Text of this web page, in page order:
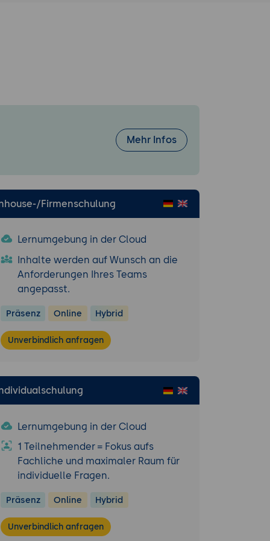
bestehenden
Umgebung.
von
Mehr Infos
Firmenschulung
Lernumgebung in der Cloud
Inhalte werden auf Wunsch an die
Anforderungen Ihres Teams
angepasst.
Präsenz Online Hybrid
Unverbindlich anfragen
Lernumgebung in der Cloud
1 Teilnehmender = Fokus aufs
Fachliche und maximaler Raum für
individuelle Fragen.
Präsenz Online Hybrid
Unverbindlich anfragen